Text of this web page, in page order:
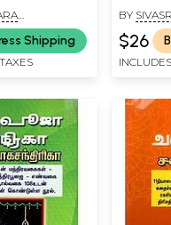
Shipping
BY
$26